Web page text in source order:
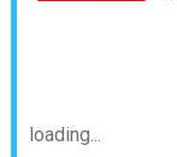
loading...